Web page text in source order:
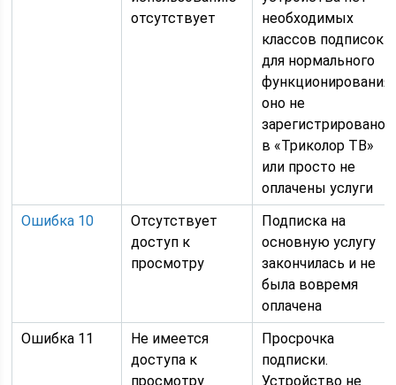
отсутствует
необходимых
классов подписок
для нормального
функционирования,
оно не
зарегистрировано
в «Триколор ТВ»
или просто не
оплачены услуги
Ошибка 10
Отсутствует
доступ к
просмотру
Подписка на
основную услугу
закончилась и не
была вовремя
оплачена
Ошибка 11
Не имеется
доступа к
просмотру
Просрочка
подписки.
Устройство не